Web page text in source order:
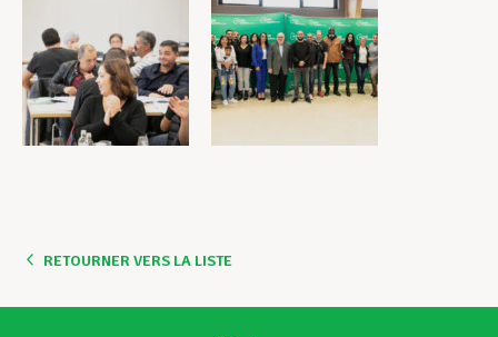
RETOURNER VERS LA LISTE